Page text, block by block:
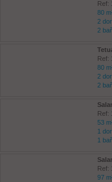
Ref:
80
2
2
Ref:
80
2
2
Ref:
53
1
1
Ref:
97